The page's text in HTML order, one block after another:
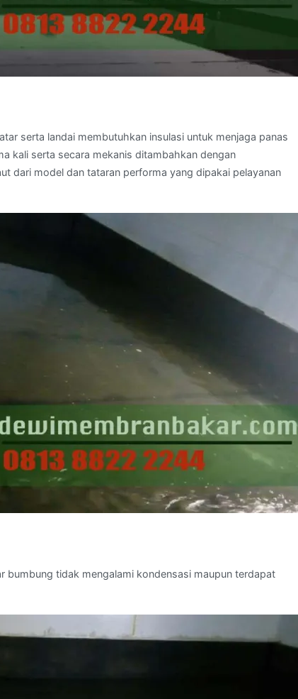
serta landai membutuhkan insulasi untuk menjaga panas
kali serta secara mekanis ditambahkan dengan
dari model dan tataran performa yang dipakai pelayanan
bumbung tidak mengalami kondensasi maupun terdapat